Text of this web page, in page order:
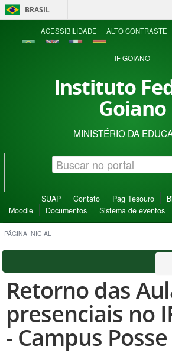
BRASIL
ACESSIBILIDADE ALTO CONTRASTE
IF GOIANO
Instituto
Goiano
MINISTÉRIO DA
SUAP Contato Pag Tesouro
Moodle
Documentos Sistema de eventos
PÁGINA INICIAL
Retorno das
presenciais no
- Campus Posse